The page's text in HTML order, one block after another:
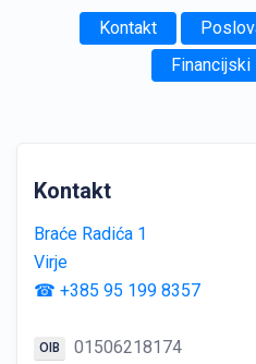
Kontakt
Kontakt
Braće Radića 1
Virje
☎ +385 95 199 8357
OIB 01506218174